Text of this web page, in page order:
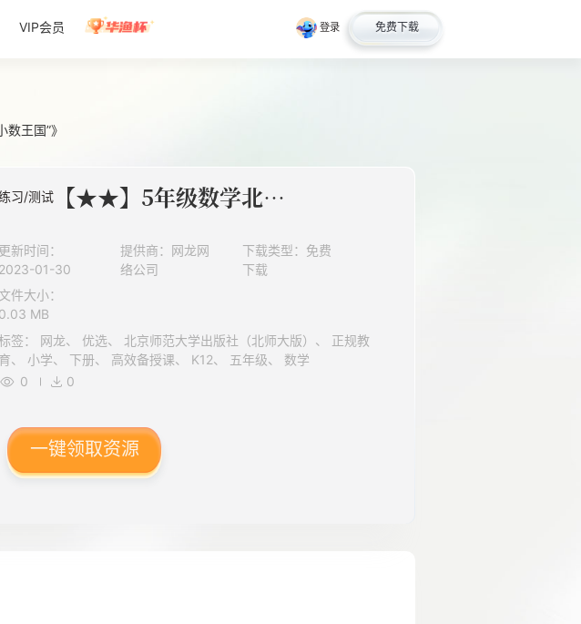
VIP会员 登录 免费下载
王国”》
习/测试 【★★】5年级数学北师大版下册课时练第1章《“分数王国”与“小数王国”》
更新时间：
2023-01-30
提供商：网龙网
络公司
下载类型：免费
下载
文件大小：
0.03 MB
龙、 优选、 北京师范大学出版社（北师大版）、 正规教
育、 小学、 下册、 高效备授课、 K12、 五年级、 数学
0
0
一键领取资源